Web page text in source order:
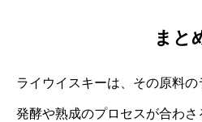
まと
ライウイスキーは、その原料の
発酵や熟成のプロセスが合わ